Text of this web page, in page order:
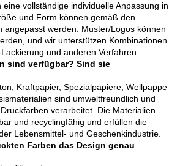
vollständige individuelle Anpassung in
und Form können gemäß den
angepasst werden. Muster/Logos können
und wir unterstützen Kombinationen
und anderen Verfahren.
sind verfügbar? Sind sie
Kraftpapier, Spezialpapiere, Wellpappe
sind umweltfreundlich und
verarbeitet. Die Materialien
und recyclingfähig und erfüllen die
Lebensmittel- und Geschenkindustrie.
Farben das Design genau